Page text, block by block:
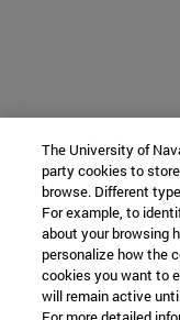
The University of
party cookies to
browse. Different
For example, to
about your browsing
personalize how the
cookies you want to
will remain active